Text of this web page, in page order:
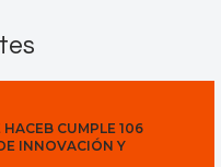
CUMPLE 106
INNOVACIÓN Y